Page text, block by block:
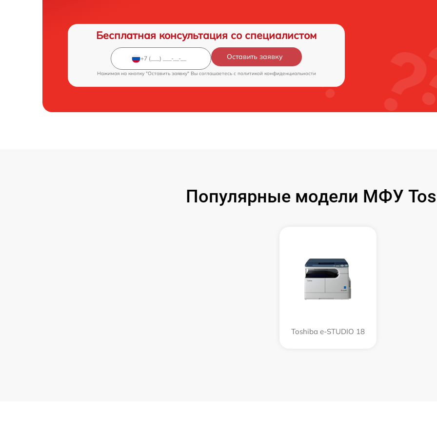
Бесплатная консультация со специалистом
Оставить заявку
Нажимая на кнопку "Оставить заявку" Вы соглашаетесь c политикой конфиденциальности
Популярные модели МФУ
Toshiba e-STUDIO 18